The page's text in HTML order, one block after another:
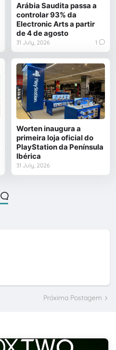
Arábia Saudita passa a
controlar 93% da
Electronic Arts a partir
de 4 de agosto
31 July, 2026 1
Worten inaugura a
primeira loja oficial do
PlayStation da Península
Ibérica
31 July, 2026
Próxima Postagem